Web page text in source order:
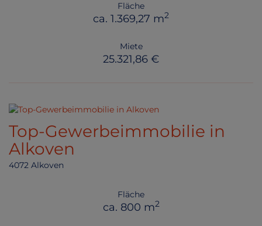
Fläche
ca. 1.369,27 m2
Miete
25.321,86 €
Top-Gewerbeimmobilie in
Alkoven
4072 Alkoven
Fläche
ca. 800 m2